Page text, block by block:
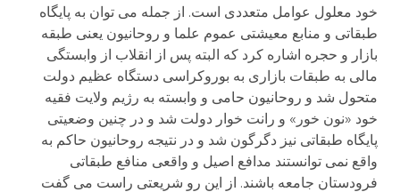
خود معلول عوامل متعددی است. از جمله می توان به پایگاه
طبقاتی و منابع معیشتی عموم علما و روحانیون یعنی طبقه
بازار و حجره اشاره کرد که البته پس از انقلاب از وابستگی
مالی به طبقات بازاری به بوروکراسی دستگاه عظیم دولت
متحول شد و روحانیون حامی و وابسته به رژیم ولایت فقیه
خود «نون خور» و رانت خوار دولت شد و در چنین وضعیتی
پایگاه طبقاتی نیز دگرگون شد و در نتیجه روحانیون حاکم به
واقع نمی توانستند مدافع اصیل و واقعی منافع طبقاتی
فرودستان جامعه باشند. از این رو شریعتی راست می گفت